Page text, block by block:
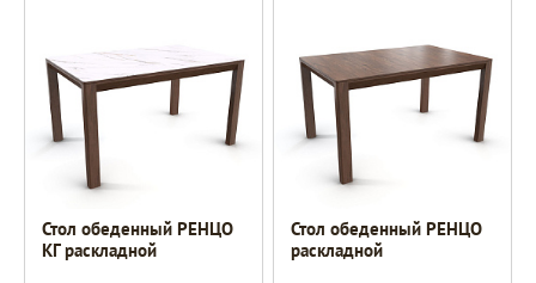
Стол обеденный РЕНЦО
КГ раскладной
Стол обеденный РЕНЦО
раскладной